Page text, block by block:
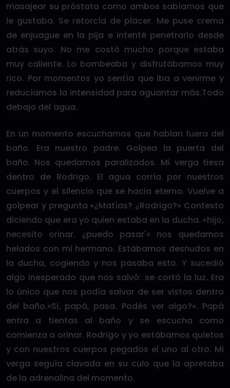
masajear su próstata como ambos sabíamos que
le gustaba. Se retorcía de placer. Me puse crema
de enjuague en la pija e intenté penetrarlo desde
atrás suyo. No me costó mucho porque estaba
muy caliente. Lo bombeaba y disfrutábamos muy
rico. Por momentos yo sentía que iba a venirme y
reducíamos la intensidad para aguantar más.Todo
debajo del agua.
En un momento escuchamos que hablan fuera del
baño. Era nuestro padre. Golpea la puerta del
baño. Nos quedamos paralizados. Mi verga tiesa
dentro de Rodrigo. El agua corría por nuestros
cuerpos y el silencio que se hacia eterno. Vuelve a
golpear y pregunta «¿Matías? ¿Rodrigo?» Contesto
diciendo que era yo quien estaba en la ducha. «hijo,
necesito orinar. ¿puedo pasar'» nos quedamos
helados con mi hermano. Estábamos desnudos en
la ducha, cogiendo y nos pasaba esto. Y sucedió
algo inesperado que nos salvó: se cortó la luz. Era
lo único que nos podía salvar de ser vistos dentro
del baño.»Si, papá, pasa. Podés ver algo?». Papá
entra a tientas al baño y se escucha como
comienza a orinar. Rodrigo y yo estábamos quietos
y con nuestros cuerpos pegados el uno al otro. Mi
verga seguía clavada en su culo que la apretaba
de la adrenalina del momento.